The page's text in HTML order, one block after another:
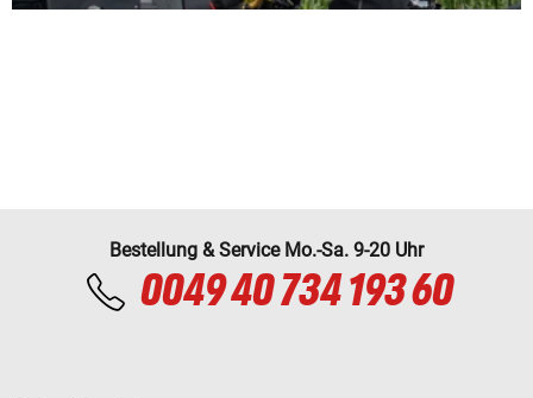
Bestellung & Service Mo.-Sa. 9-20 Uhr
0049 40 734 193 60